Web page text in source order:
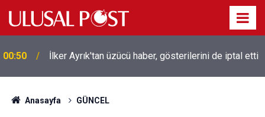
00:39
Liverpool efsanesi Mısırlı yıldız Mohamed Salah
Trabzonspor ile anlaştı! Yarın geliyor
Anasayfa GÜNCEL